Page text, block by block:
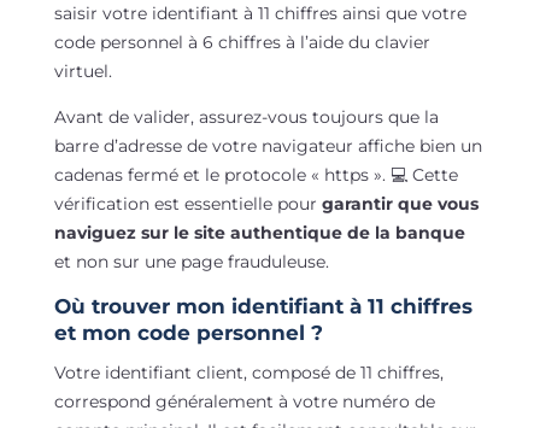
saisir votre identifiant à 11 chiffres ainsi que votre
code personnel à 6 chiffres à l’aide du clavier
virtuel.
Avant de valider, assurez-vous toujours que la
barre d’adresse de votre navigateur affiche bien un
cadenas fermé et le protocole « https ». 💻 Cette
vérification est essentielle pour garantir que vous
naviguez sur le site authentique de la banque
et non sur une page frauduleuse.
Où trouver mon identifiant à 11 chiffres
et mon code personnel ?
Votre identifiant client, composé de 11 chiffres,
correspond généralement à votre numéro de